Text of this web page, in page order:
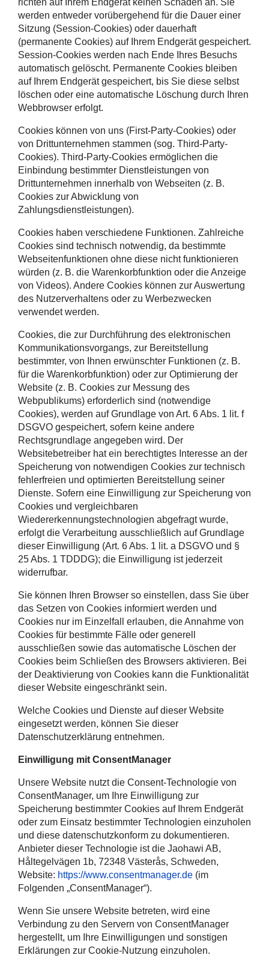
werden entweder vorübergehend für die Dauer einer
Sitzung (Session-Cookies) oder dauerhaft
(permanente Cookies) auf Ihrem Endgerät gespeichert.
Session-Cookies werden nach Ende Ihres Besuchs
automatisch gelöscht. Permanente Cookies bleiben
auf Ihrem Endgerät gespeichert, bis Sie diese selbst
löschen oder eine automatische Löschung durch Ihren
Webbrowser erfolgt.
Cookies können von uns (First-Party-Cookies) oder
von Drittunternehmen stammen (sog. Third-Party-
Cookies). Third-Party-Cookies ermöglichen die
Einbindung bestimmter Dienstleistungen von
Drittunternehmen innerhalb von Webseiten (z. B.
Cookies zur Abwicklung von
Zahlungsdienstleistungen).
Cookies haben verschiedene Funktionen. Zahlreiche
Cookies sind technisch notwendig, da bestimmte
Webseitenfunktionen ohne diese nicht funktionieren
würden (z. B. die Warenkorbfunktion oder die Anzeige
von Videos). Andere Cookies können zur Auswertung
des Nutzerverhaltens oder zu Werbezwecken
verwendet werden.
Cookies, die zur Durchführung des elektronischen
Kommunikationsvorgangs, zur Bereitstellung
bestimmter, von Ihnen erwünschter Funktionen (z. B.
für die Warenkorbfunktion) oder zur Optimierung der
Website (z. B. Cookies zur Messung des
Webpublikums) erforderlich sind (notwendige
Cookies), werden auf Grundlage von Art. 6 Abs. 1 lit. f
DSGVO gespeichert, sofern keine andere
Rechtsgrundlage angegeben wird. Der
Websitebetreiber hat ein berechtigtes Interesse an der
Speicherung von notwendigen Cookies zur technisch
fehlerfreien und optimierten Bereitstellung seiner
Dienste. Sofern eine Einwilligung zur Speicherung von
Cookies und vergleichbaren
Wiedererkennungstechnologien abgefragt wurde,
erfolgt die Verarbeitung ausschließlich auf Grundlage
dieser Einwilligung (Art. 6 Abs. 1 lit. a DSGVO und §
25 Abs. 1 TDDDG); die Einwilligung ist jederzeit
widerrufbar.
Sie können Ihren Browser so einstellen, dass Sie über
das Setzen von Cookies informiert werden und
Cookies nur im Einzelfall erlauben, die Annahme von
Cookies für bestimmte Fälle oder generell
ausschließen sowie das automatische Löschen der
Cookies beim Schließen des Browsers aktivieren. Bei
der Deaktivierung von Cookies kann die Funktionalität
dieser Website eingeschränkt sein.
Welche Cookies und Dienste auf dieser Website
eingesetzt werden, können Sie dieser
Datenschutzerklärung entnehmen.
Einwilligung mit ConsentManager
Unsere Website nutzt die Consent-Technologie von
ConsentManager, um Ihre Einwilligung zur
Speicherung bestimmter Cookies auf Ihrem Endgerät
oder zum Einsatz bestimmter Technologien einzuholen
und diese datenschutzkonform zu dokumentieren.
Anbieter dieser Technologie ist die Jaohawi AB,
Håltegelvägen 1b, 72348 Västerås, Schweden,
Website: https://www.consentmanager.de (im
Folgenden „ConsentManager“).
Wenn Sie unsere Website betreten, wird eine
Verbindung zu den Servern von ConsentManager
hergestellt, um Ihre Einwilligungen und sonstigen
Erklärungen zur Cookie-Nutzung einzuholen.